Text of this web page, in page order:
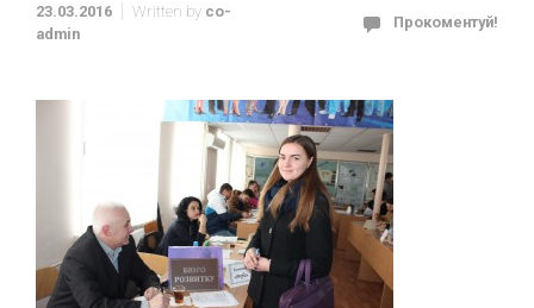
23.03.2016 Written by co-
admin
Прокоментуй!